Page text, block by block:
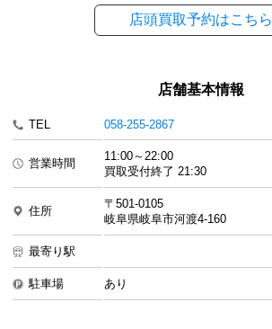
店頭買取予約はこちら
店舗基本情報
TEL 058-255-2867
営業時間
11:00～22:00
買取受付終了 21:30
住所
〒501-0105
岐阜県岐阜市河渡4-160
最寄り駅
駐車場 あり